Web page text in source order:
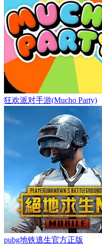
狂欢派对手游(Mucho Party)
pubg地铁逃生官方正版